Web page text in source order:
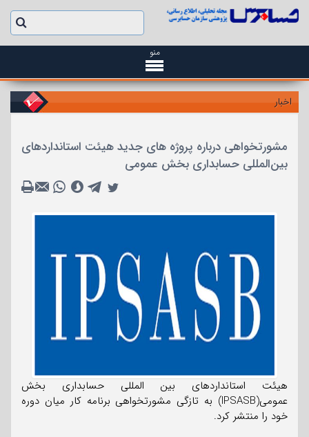
منو
اخبار
مشورتخواهی درباره پروژه های جدید هیئت استانداردهای
بین‌المللی حسابداری بخش عمومی
هیئت استانداردهای بین المللی حسابداری بخش
عمومی(IPSASB) به تازگی مشورتخواهی برنامه کار میان دوره
خود را منتشر کرد.